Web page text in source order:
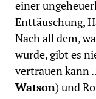
einer
Enttäuschung,
Nach all dem,
wurde, gibt es
vertrauen kann
Watson) und